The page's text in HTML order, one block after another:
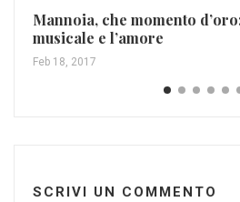
Mannoia, che momento
musicale e l’amore
Feb 18, 2017
SCRIVI UN COMMENTO